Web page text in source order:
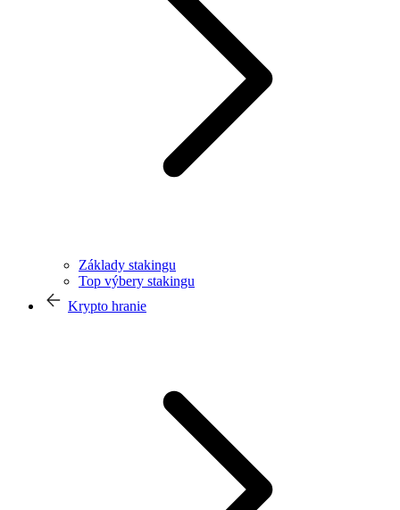
Základy stakingu
Top výbery stakingu
Krypto hranie